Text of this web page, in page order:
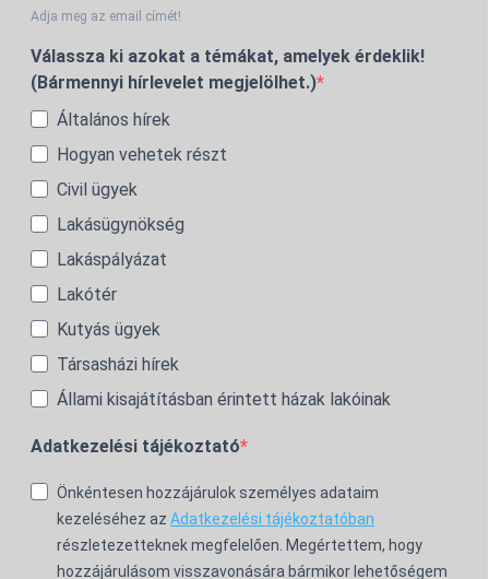
Adja meg az email címét!
Válassza ki azokat a témákat, amelyek érdeklik!
(Bármennyi hírlevelet megjelölhet.)
Általános hírek
Hogyan vehetek részt
Civil ügyek
Lakásügynökség
Lakáspályázat
Lakótér
Kutyás ügyek
Társasházi hírek
Állami kisajátításban érintett házak lakóinak
Adatkezelési tájékoztató
Önkéntesen hozzájárulok személyes adataim
kezeléséhez az Adatkezelési tájékoztatóban
részletezetteknek megfelelően. Megértettem, hogy
hozzájárulásom visszavonására bármikor lehetőségem